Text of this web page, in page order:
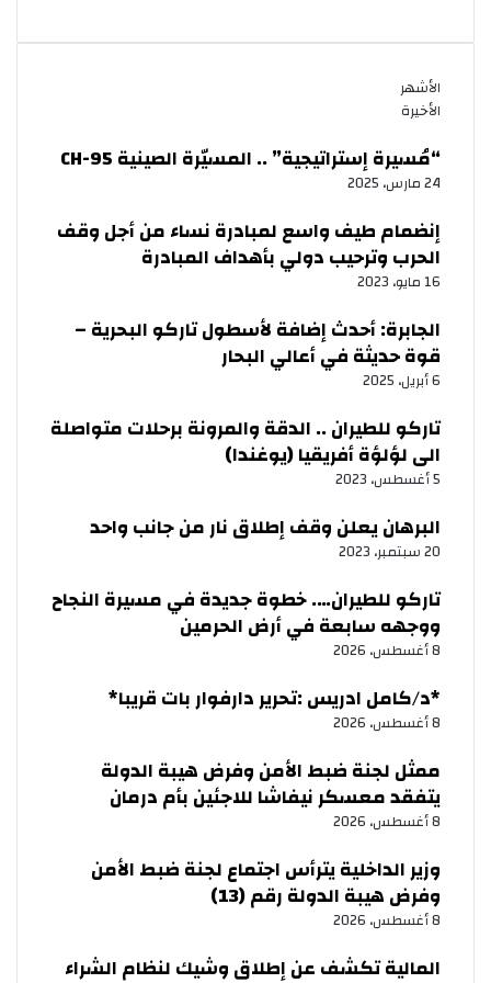
الأشهر
الأخيرة
“مُسيرة إستراتيجية” .. المسيّرة الصينية CH-95
24 مارس، 2025
إنضمام طيف واسع لمبادرة نساء من أجل وقف
الحرب وترحيب دولي بأهداف المبادرة
16 مايو، 2023
الجابرة: أحدث إضافة لأسطول تاركو البحرية –
قوة حديثة في أعالي البحار
6 أبريل، 2025
تاركو للطيران .. الدقة والمرونة برحلات متواصلة
الى لؤلؤة أفريقيا (يوغندا)
5 أغسطس، 2023
البرهان يعلن وقف إطلاق نار من جانب واحد
20 سبتمبر، 2023
تاركو للطيران…. خطوة جديدة في مسيرة النجاح
ووجهه سابعة في أرض الحرمين
8 أغسطس، 2026
‏*د/كامل ادريس :تحرير دارفوار بات قريبا*
8 أغسطس، 2026
ممثل لجنة ضبط الأمن وفرض هيبة الدولة
يتفقد معسكر نيفاشا للاجئين بأم درمان
8 أغسطس، 2026
وزير الداخلية يترأس اجتماع لجنة ضبط الأمن
وفرض هيبة الدولة رقم (13)
8 أغسطس، 2026
المالية تكشف عن إطلاق وشيك لنظام الشراء